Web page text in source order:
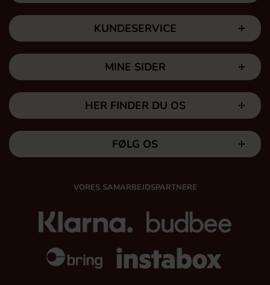
KUNDESERVICE
MINE SIDER
HER FINDER DU OS
FØLG OS
VORES SAMARBEJDSPARTNERE